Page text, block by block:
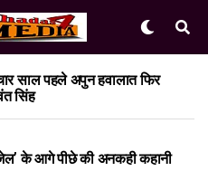
साल पहले अपुन हवालात फिर
सिंह
के आगे पीछे की अनकही कहानी